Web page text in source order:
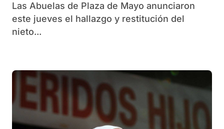
Las Abuelas de Plaza de Mayo anunciaron
este jueves el hallazgo y restitución del
nieto...